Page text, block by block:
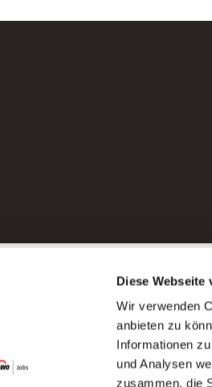
Diese Webseite
Wir verwenden
anbieten zu
Informationen
und Analysen
zusammen, die
GmbH
des AWO
Unterfranken e.V.)